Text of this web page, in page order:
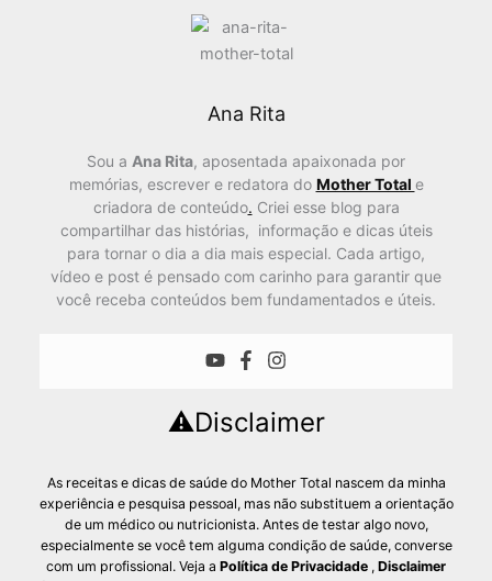
Ana Rita
Sou a Ana Rita, aposentada apaixonada por
memórias, escrever e redatora do Mother Total e
criadora de conteúdo. Criei esse blog para
compartilhar das histórias, informação e dicas úteis
para tornar o dia a dia mais especial. Cada artigo,
vídeo e post é pensado com carinho para garantir que
você receba conteúdos bem fundamentados e úteis.
⚠️Disclaimer
As receitas e dicas de saúde do Mother Total nascem da minha
experiência e pesquisa pessoal, mas não substituem a orientação
de um médico ou nutricionista. Antes de testar algo novo,
especialmente se você tem alguma condição de saúde, converse
com um profissional. Veja a Política de Privacidade , Disclaimer